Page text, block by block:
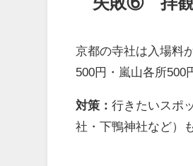
京都の寺社は入場料
500円・嵐山各所500
対策：行きたいスポ
社・下鴨神社など）